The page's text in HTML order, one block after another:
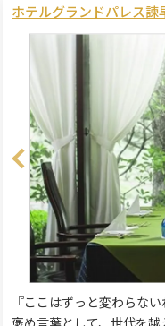
ホテルグランドパレス諫
『ここはずっと変わらな